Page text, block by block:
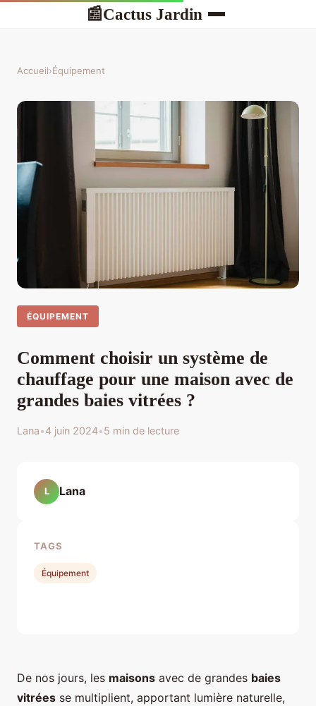
📰Cactus Jardin
Accueil›Équipement
ÉQUIPEMENT
Comment choisir un système de
chauffage pour une maison avec de
grandes baies vitrées ?
Lana•4 juin 2024•5 min de lecture
De nos jours, les maisons avec de grandes baies
vitrées se multiplient, apportant lumière naturelle,
L Lana
TAGS
Équipement